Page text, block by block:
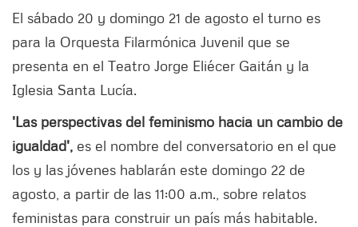
El sábado 20 y domingo 21 de agosto el turno es
para la Orquesta Filarmónica Juvenil que se
presenta en el Teatro Jorge Eliécer Gaitán y la
Iglesia Santa Lucía.
'Las perspectivas del feminismo hacia un cambio de
igualdad', es el nombre del conversatorio en el que
los y las jóvenes hablarán este domingo 22 de
agosto, a partir de las 11:00 a.m., sobre relatos
feministas para construir un país más habitable.